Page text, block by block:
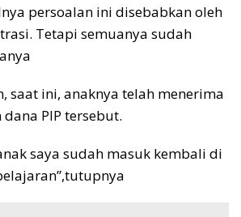
persoalan ini disebabkan oleh
Tetapi semuanya sudah
saat ini, anaknya telah menerima
PIP tersebut.
saya sudah masuk kembali di